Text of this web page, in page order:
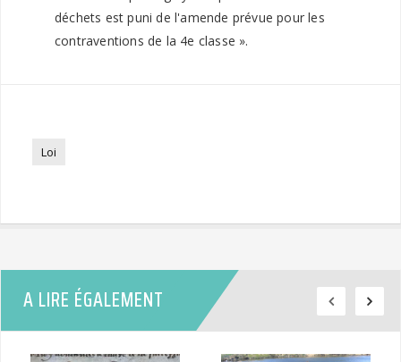
déchets est puni de l'amende prévue pour les
contraventions de la 4e classe ».
Loi
A LIRE ÉGALEMENT